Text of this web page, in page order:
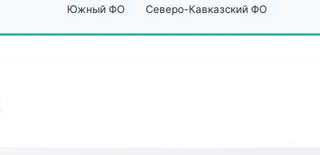
Южный ФО Северо-Кавказский ФО